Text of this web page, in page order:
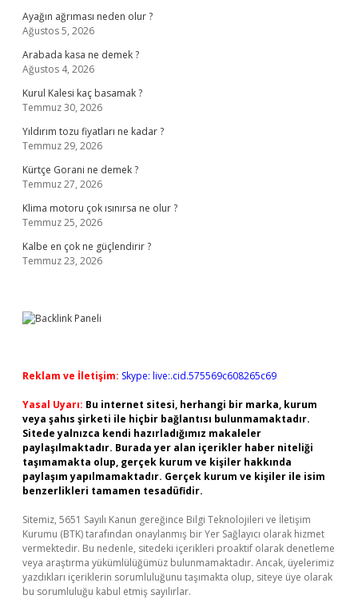
Ayağın ağrıması neden olur ?
Ağustos 5, 2026
Arabada kasa ne demek ?
Ağustos 4, 2026
Kurul Kalesi kaç basamak ?
Temmuz 30, 2026
Yıldırım tozu fiyatları ne kadar ?
Temmuz 29, 2026
Kürtçe Gorani ne demek ?
Temmuz 27, 2026
Klima motoru çok ısınırsa ne olur ?
Temmuz 25, 2026
Kalbe en çok ne güçlendirir ?
Temmuz 23, 2026
Reklam ve İletişim: Skype: live:.cid.575569c608265c69
Yasal Uyarı: Bu internet sitesi, herhangi bir marka, kurum
veya şahıs şirketi ile hiçbir bağlantısı bulunmamaktadır.
Sitede yalnızca kendi hazırladığımız makaleler
paylaşılmaktadır. Burada yer alan içerikler haber niteliği
taşımamakta olup, gerçek kurum ve kişiler hakkında
paylaşım yapılmamaktadır. Gerçek kurum ve kişiler ile isim
benzerlikleri tamamen tesadüfidir.
Sitemiz, 5651 Sayılı Kanun gereğince Bilgi Teknolojileri ve İletişim
Kurumu (BTK) tarafından onaylanmış bir Yer Sağlayıcı olarak hizmet
vermektedir. Bu nedenle, sitedeki içerikleri proaktif olarak denetleme
veya araştırma yükümlülüğümüz bulunmamaktadır. Ancak, üyelerimiz
yazdıkları içeriklerin sorumluluğunu taşımakta olup, siteye üye olarak
bu sorumluluğu kabul etmiş sayılırlar.